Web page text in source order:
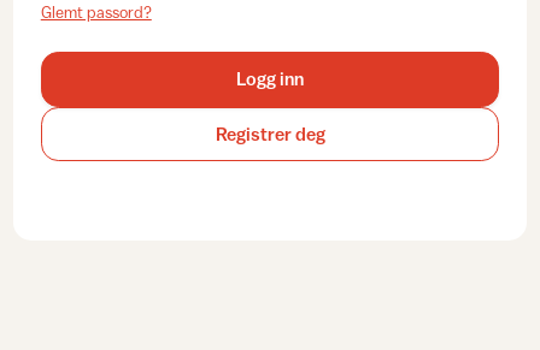
Glemt passord?
Logg inn
Registrer deg